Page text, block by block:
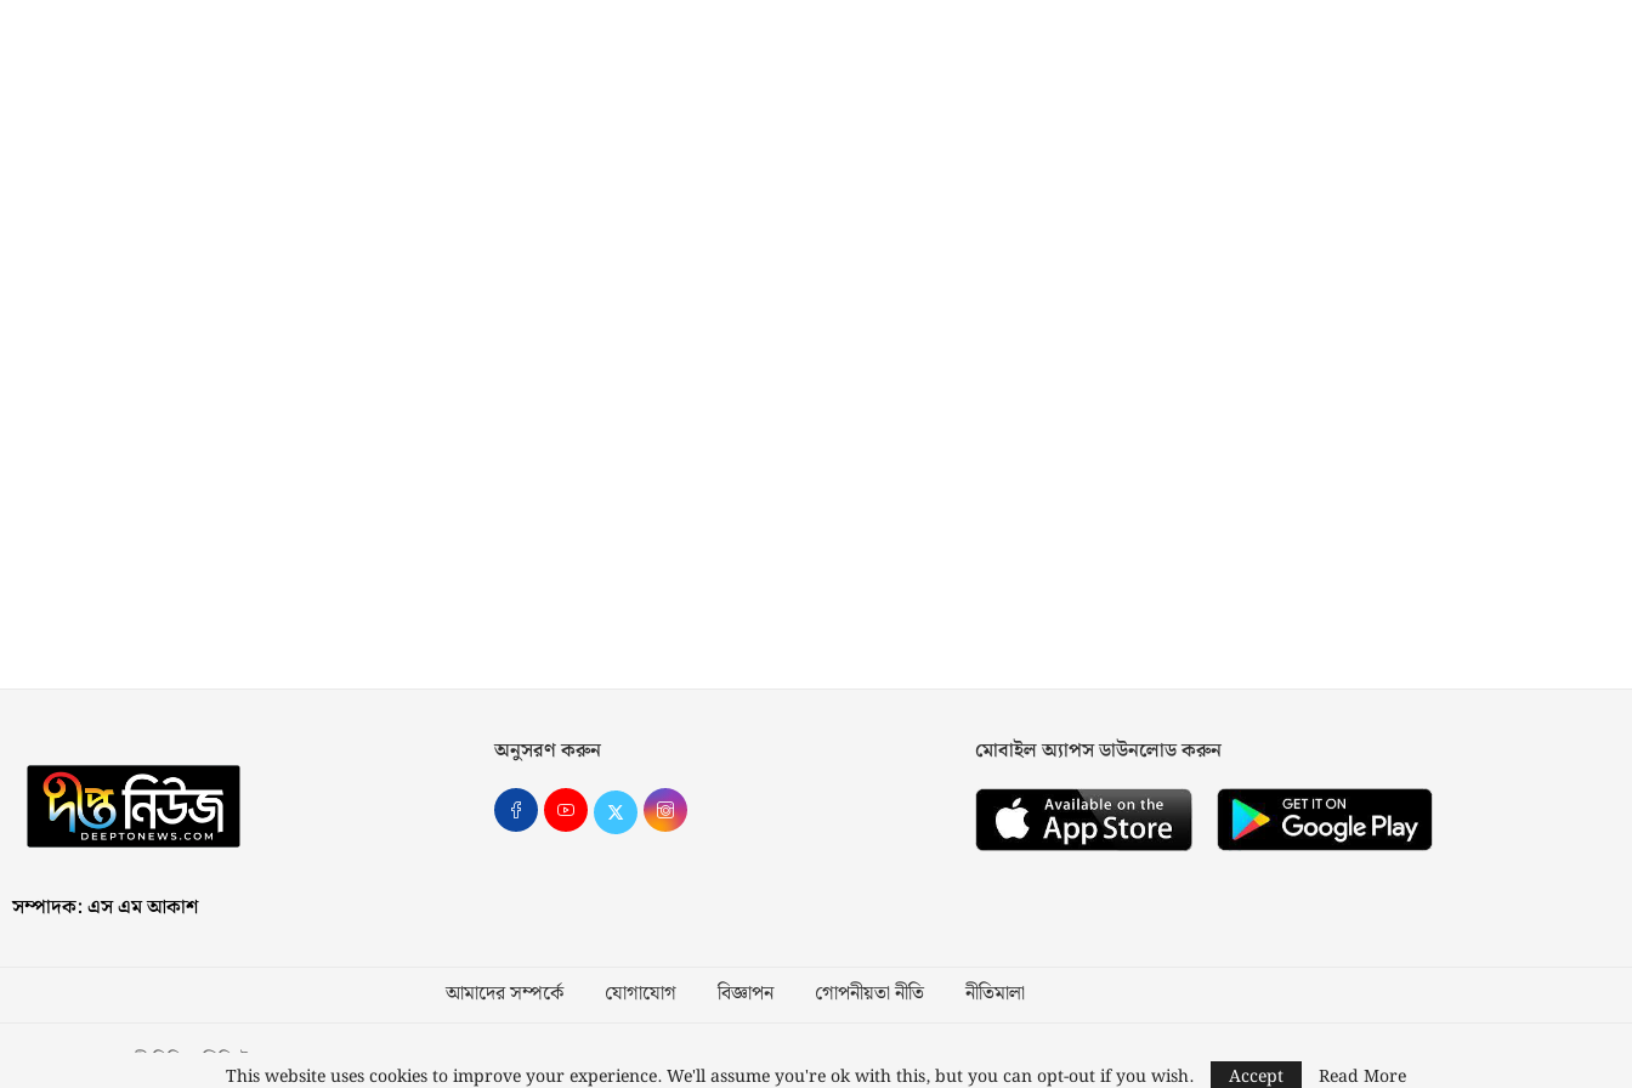
সম্পাদক: এস এম আকাশ
অনুসরণ করুন মোবাইল অ্যাপস ডাউনলোড করুন
আমাদের সম্পর্কে যোগাযোগ বিজ্ঞাপন গোপনীয়তা নীতি নীতিমালা
স্বত্ব © ২০২৩ কাজী মিডিয়া লিমিটেড Designed and Developed byNusratech Pte Ltd.
This website uses cookies to improve your experience. We'll assume you're ok with this, but you can opt-out if you wish. Accept Read More